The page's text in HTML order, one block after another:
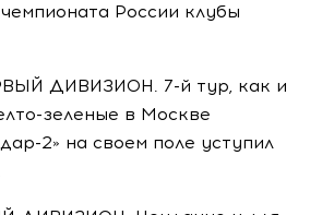
России клубы
ДИВИЗИОН. 7-й тур, как и
зеленые в Москве
2» на своем поле уступил